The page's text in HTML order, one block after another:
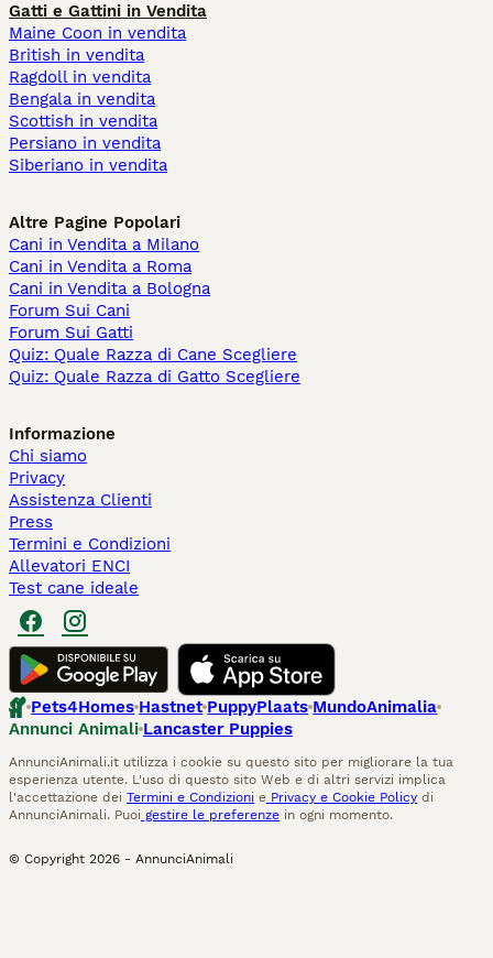
Gatti e Gattini in Vendita
Maine Coon in vendita
British in vendita
Ragdoll in vendita
Bengala in vendita
Scottish in vendita
Persiano in vendita
Siberiano in vendita
Altre Pagine Popolari
Cani in Vendita a Milano
Cani in Vendita a Roma
Cani in Vendita a Bologna
Forum Sui Cani
Forum Sui Gatti
Quiz: Quale Razza di Cane Scegliere
Quiz: Quale Razza di Gatto Scegliere
Informazione
Chi siamo
Privacy
Assistenza Clienti
Press
Termini e Condizioni
Allevatori ENCI
Test cane ideale
Pets4Homes Hastnet PuppyPlaats MundoAnimalia
Annunci Animali Lancaster Puppies
AnnunciAnimali.it utilizza i cookie su questo sito per migliorare la tua
esperienza utente. L'uso di questo sito Web e di altri servizi implica
l'accettazione dei Termini e Condizioni e Privacy e Cookie Policy di
AnnunciAnimali. Puoi gestire le preferenze in ogni momento.
© Copyright 2026 - AnnunciAnimali